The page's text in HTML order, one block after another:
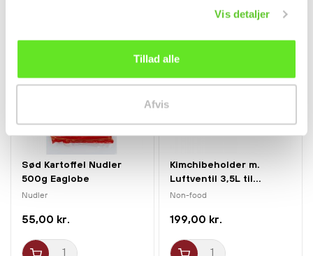
Vis detaljer
Tillad alle
Afvis
Sød Kartoffel Nudler
500g Eaglobe
Nudler
55,00 kr.
Kimchibeholder m.
Luftventil 3,5L til...
Non-food
199,00 kr.